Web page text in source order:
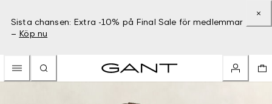
Sista chansen: Extra -10% på Final Sale för medlemmar
– Köp nu